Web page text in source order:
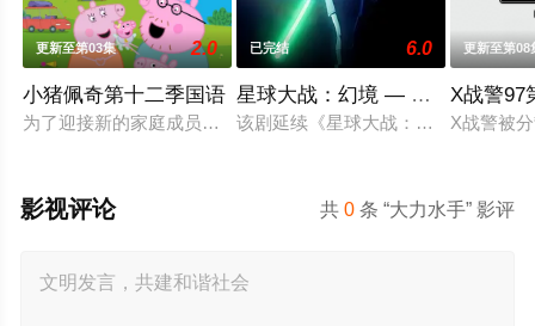
更新至第03集 2.0
小猪佩奇第十二季国语
为了迎接新的家庭成员，猪爸爸和猪妈妈不得不准备搬家。在
已完结 6.0
星球大战：幻境 — 第九个绝地
该剧延续《星球大战：幻境》的世界
更新至第08
X战警97
X战警被
共0 条 “大力水手” 影评
影视评论